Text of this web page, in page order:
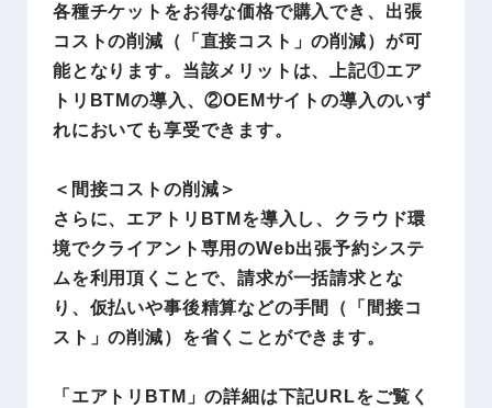
各種チケットをお得な価格で購入でき、出張
コストの削減（「直接コスト」の削減）が可
能となります。当該メリットは、上記①エア
トリBTMの導入、②OEMサイトの導入のいず
れにおいても享受できます。
＜間接コストの削減＞
さらに、エアトリBTMを導入し、クラウド環
境でクライアント専用のWeb出張予約システ
ムを利用頂くことで、請求が一括請求とな
り、仮払いや事後精算などの手間（「間接コ
スト」の削減）を省くことができます。
「エアトリBTM」の詳細は下記URLをご覧く